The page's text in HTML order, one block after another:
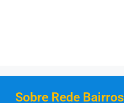
Sobre Rede Bairros